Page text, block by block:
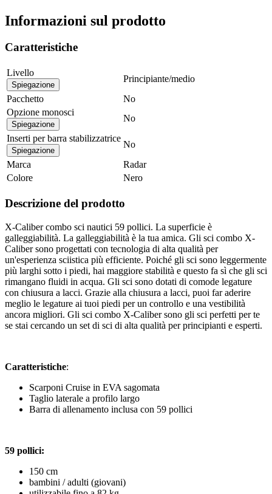
Informazioni sul prodotto
Caratteristiche
Livello
Spiegazione
Principiante/medio
Pacchetto
No
Opzione monosci
Spiegazione
No
Inserti per barra stabilizzatrice
Spiegazione
No
Marca
Radar
Colore
Nero
Descrizione del prodotto
X-Caliber combo sci nautici 59 pollici. La superficie è
galleggiabilità. La galleggiabilità è la tua amica. Gli sci combo X-
Caliber sono progettati con tecnologia di alta qualità per
un'esperienza sciistica più efficiente. Poiché gli sci sono leggermente
più larghi sotto i piedi, hai maggiore stabilità e questo fa sì che gli sci
rimangano fluidi in acqua. Gli sci sono dotati di comode legature
con chiusura a lacci. Grazie alla chiusura a lacci, puoi far aderire
meglio le legature ai tuoi piedi per un controllo e una vestibilità
ancora migliori. Gli sci combo X-Caliber sono gli sci perfetti per te
se stai cercando un set di sci di alta qualità per principianti e esperti.
Caratteristiche:
Scarponi Cruise in EVA sagomata
Taglio laterale a profilo largo
Barra di allenamento inclusa con 59 pollici
59 pollici:
150 cm
bambini / adulti (giovani)